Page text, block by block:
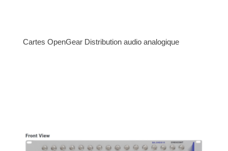
Cartes OpenGear Distribution audio analogique